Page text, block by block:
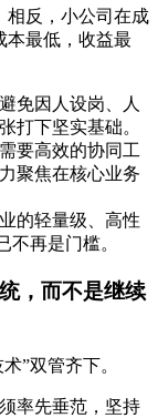
相反，小公司在成
本最低，收益最
免因人设岗、人
打下坚实基础。
要高效的协同工
聚焦在核心业务
的轻量级、高性
不再是门槛。
，而不是继续
”双管齐下。
率先垂范，坚持